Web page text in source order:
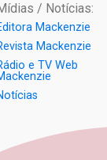
/ Notícias:
Mackenzie
Mackenzie
e TV Web